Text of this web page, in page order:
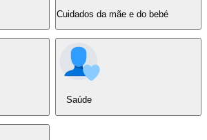
Cuidados da mãe e do bebé
Saúde